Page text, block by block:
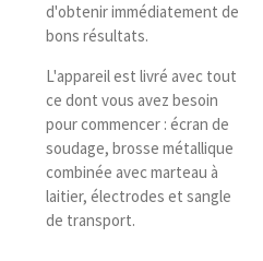
d'obtenir immédiatement de
bons résultats.
L'appareil est livré avec tout
ce dont vous avez besoin
pour commencer : écran de
soudage, brosse métallique
combinée avec marteau à
laitier, électrodes et sangle
de transport.